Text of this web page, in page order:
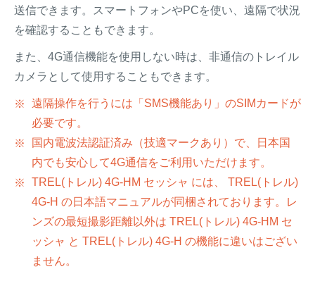
送信できます。スマートフォンやPCを使い、遠隔で状況
を確認することもできます。
また、4G通信機能を使用しない時は、非通信のトレイル
カメラとして使用することもできます。
遠隔操作を行うには「SMS機能あり」のSIMカードが
必要です。
国内電波法認証済み（技適マークあり）で、日本国
内でも安心して4G通信をご利用いただけます。
TREL(トレル) 4G-HM セッシャ には、 TREL(トレル)
4G-H の日本語マニュアルが同梱されております。レ
ンズの最短撮影距離以外は TREL(トレル) 4G-HM セ
ッシャ と TREL(トレル) 4G-H の機能に違いはござい
ません。